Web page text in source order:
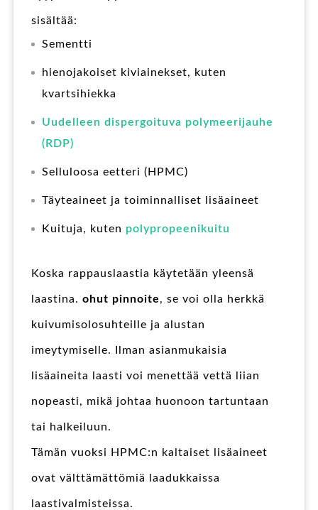
sisältää:
Sementti
hienojakoiset kiviainekset, kuten
kvartsihiekka
Uudelleen dispergoituva polymeerijauhe
(RDP)
Selluloosa eetteri (HPMC)
Täyteaineet ja toiminnalliset lisäaineet
Kuituja, kuten polypropeenikuitu
Koska rappauslaastia käytetään yleensä
laastina. ohut pinnoite, se voi olla herkkä
kuivumisolosuhteille ja alustan
imeytymiselle. Ilman asianmukaisia
lisäaineita laasti voi menettää vettä liian
nopeasti, mikä johtaa huonoon tartuntaan
tai halkeiluun.
Tämän vuoksi HPMC:n kaltaiset lisäaineet
ovat välttämättömiä laadukkaissa
laastivalmisteissa.